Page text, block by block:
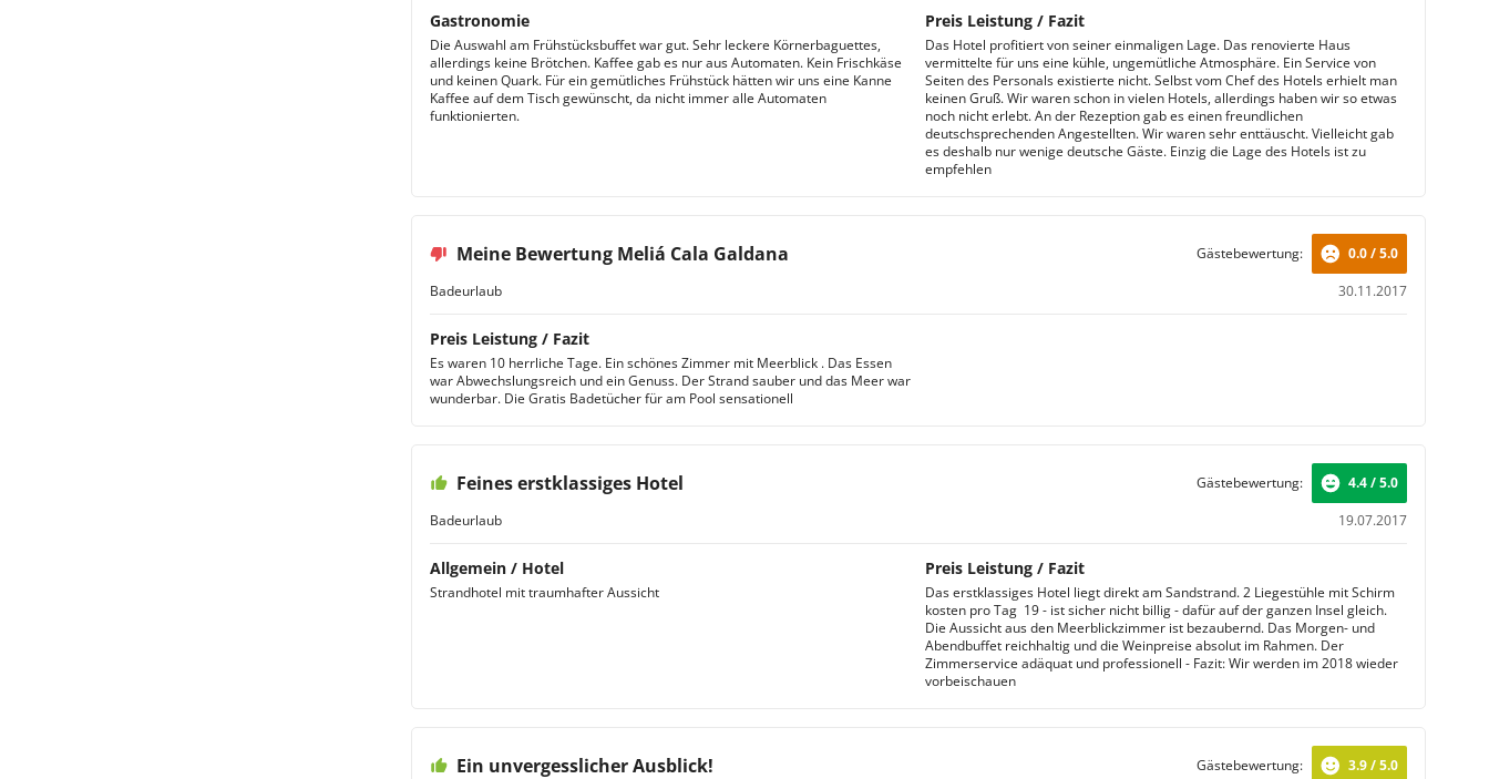
Gastronomie
Die Auswahl am Frühstücksbuffet war gut. Sehr leckere Körnerbaguettes,
allerdings keine Brötchen. Kaffee gab es nur aus Automaten. Kein Frischkäse
und keinen Quark. Für ein gemütliches Frühstück hätten wir uns eine Kanne
Kaffee auf dem Tisch gewünscht, da nicht immer alle Automaten
funktionierten.
Preis Leistung / Fazit
Das Hotel profitiert von seiner einmaligen Lage. Das renovierte Haus
vermittelte für uns eine kühle, ungemütliche Atmosphäre. Ein Service von
Seiten des Personals existierte nicht. Selbst vom Chef des Hotels erhielt man
keinen Gruß. Wir waren schon in vielen Hotels, allerdings haben wir so etwas
noch nicht erlebt. An der Rezeption gab es einen freundlichen
deutschsprechenden Angestellten. Wir waren sehr enttäuscht. Vielleicht gab
es deshalb nur wenige deutsche Gäste. Einzig die Lage des Hotels ist zu
empfehlen
Meine Bewertung Meliá Cala Galdana
Badeurlaub 30.11.2017
Gästebewertung: 0.0 / 5.0
Preis Leistung / Fazit
Es waren 10 herrliche Tage. Ein schönes Zimmer mit Meerblick . Das Essen
war Abwechslungsreich und ein Genuss. Der Strand sauber und das Meer war
wunderbar. Die Gratis Badetücher für am Pool sensationell
Feines erstklassiges Hotel
Badeurlaub 19.07.2017
Gästebewertung: 4.4 / 5.0
Allgemein / Hotel
Strandhotel mit traumhafter Aussicht
Preis Leistung / Fazit
Das erstklassiges Hotel liegt direkt am Sandstrand. 2 Liegestühle mit Schirm
kosten pro Tag  19 - ist sicher nicht billig - dafür auf der ganzen Insel gleich.
Die Aussicht aus den Meerblickzimmer ist bezaubernd. Das Morgen- und
Abendbuffet reichhaltig und die Weinpreise absolut im Rahmen. Der
Zimmerservice adäquat und professionell - Fazit: Wir werden im 2018 wieder
vorbeischauen
Ein unvergesslicher Ausblick! Gästebewertung: 3.9 / 5.0